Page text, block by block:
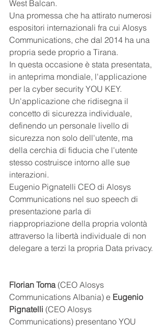
West Balcan.
Una promessa che ha attirato numerosi
espositori internazionali fra cui Alosys
Communications, che dal 2014 ha una
propria sede proprio a Tirana.
In questa occasione è stata presentata,
in anteprima mondiale, l'applicazione
per la cyber security YOU KEY.
Un'applicazione che ridisegna il
concetto di sicurezza individuale,
definendo un personale livello di
sicurezza non solo dell'utente, ma
della cerchia di fiducia che l'utente
stesso costruisce intorno alle sue
interazioni.
Eugenio Pignatelli CEO di Alosys
Communications nel suo speech di
presentazione parla di
riappropriazione della propria volontà
attraverso la libertà individuale di non
delegare a terzi la propria Data privacy.
Florian Toma (CEO Alosys
Communications Albania) e Eugenio
Pignatelli (CEO Alosys
Communications) presentano YOU